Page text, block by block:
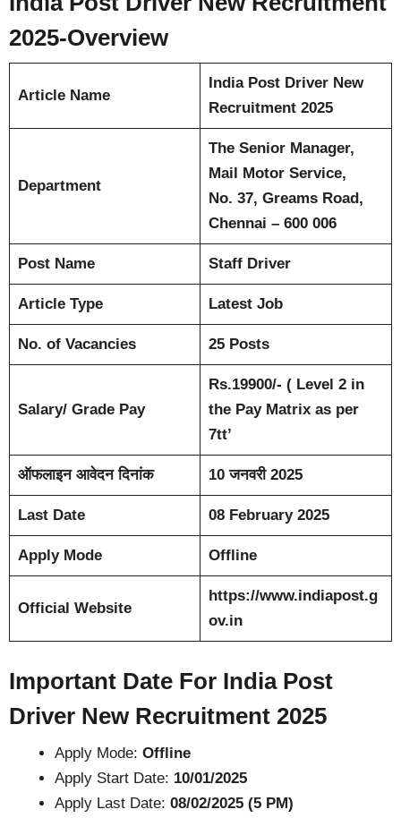
2025-Overview
Article Name
India Post Driver New
Recruitment 2025
Department
The Senior Manager,
Mail Motor Service,
No. 37, Greams Road,
Chennai – 600 006
Post Name Staff Driver
Article Type Latest Job
No. of Vacancies 25 Posts
Salary/ Grade Pay
Rs.19900/- ( Level 2 in
the Pay Matrix as per
7tt’
ऑफलाइन आवेदन दिनांक 10 जनवरी 2025
Last Date 08 February 2025
Apply Mode Offline
Official Website
https://www.indiapost.g
ov.in
Important Date For India Post
Driver New Recruitment 2025
Apply Mode: Offline
Apply Start Date: 10/01/2025
Apply Last Date: 08/02/2025 (5 PM)